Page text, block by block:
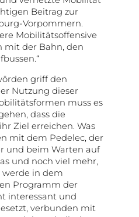
Beitrag zur
Vorpommern.
Mobilitätsoffensive
mit der Bahn, den
griff den
Nutzung dieser
muss es
dass die
Ziel erreichen. Was
mit dem Pedelec, der
und beim Warten auf
und noch viel mehr,
werde in dem
Programm der
interessant und
verbunden mit